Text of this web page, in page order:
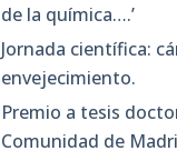
de la química….’
Jornada científica:
envejecimiento.
Premio a tesis
Comunidad de